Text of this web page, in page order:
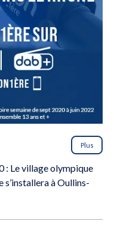
Plus
: Le village olympique
à Oullins-